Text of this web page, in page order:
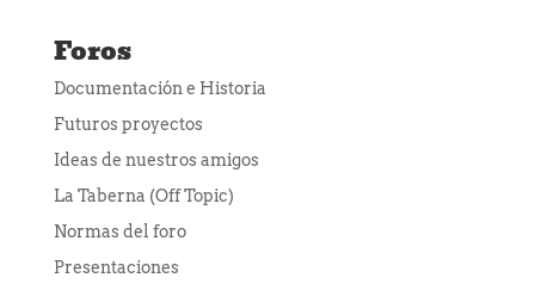
Foros
Documentación e Historia
Futuros proyectos
Ideas de nuestros amigos
La Taberna (Off Topic)
Normas del foro
Presentaciones